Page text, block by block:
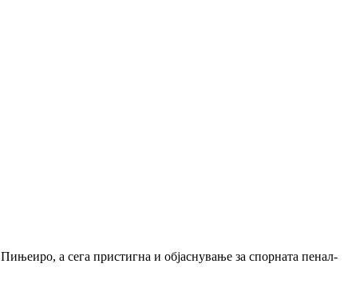
Пињеиро, а сега пристигна и објаснување за спорната пенал-